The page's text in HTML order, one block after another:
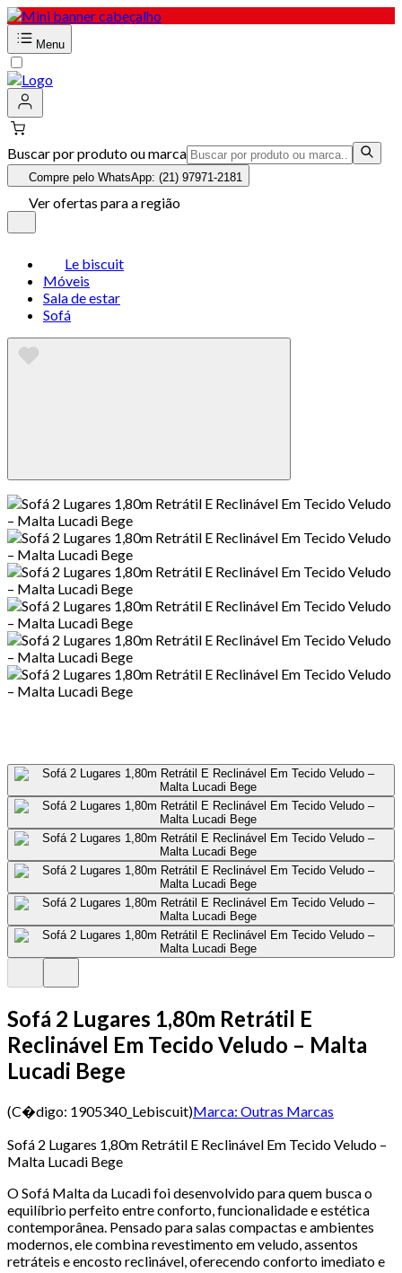
Menu
Buscar por produto ou marca
Compre pelo WhatsApp: (21) 97971-2181
Ver ofertas para a região
Le biscuit
Móveis
Sala de estar
Sofá
Sofá 2 Lugares 1,80m Retrátil E
Reclinável Em Tecido Veludo – Malta
Lucadi Bege
(C�digo: 1905340_Lebiscuit)Marca: Outras Marcas
Sofá 2 Lugares 1,80m Retrátil E Reclinável Em Tecido Veludo –
Malta Lucadi Bege
O Sofá Malta da Lucadi foi desenvolvido para quem busca o
equilíbrio perfeito entre conforto, funcionalidade e estética
contemporânea. Pensado para salas compactas e ambientes
modernos, ele combina revestimento em veludo, assentos
retráteis e encosto reclinável, oferecendo conforto imediato e